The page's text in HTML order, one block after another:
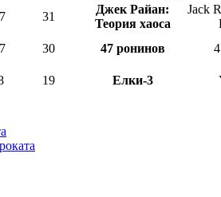
31
Джек Райан:
Теория хаоса
Jack
30 47 ронинов
19 Елки-3